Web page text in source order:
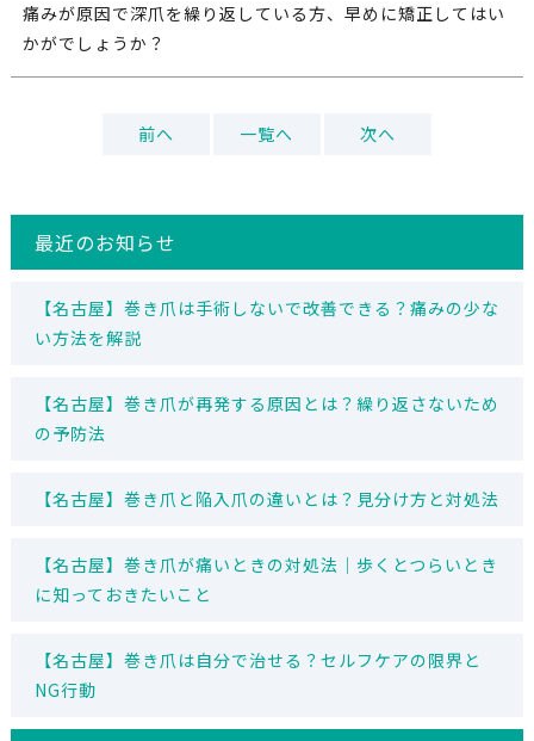
痛みが原因で深爪を繰り返している方、早めに矯正してはい
かがでしょうか？
前へ 一覧へ 次へ
最近のお知らせ
【名古屋】巻き爪は手術しないで改善できる？痛みの少な
い方法を解説
【名古屋】巻き爪が再発する原因とは？繰り返さないため
の予防法
【名古屋】巻き爪と陥入爪の違いとは？見分け方と対処法
【名古屋】巻き爪が痛いときの対処法｜歩くとつらいとき
に知っておきたいこと
【名古屋】巻き爪は自分で治せる？セルフケアの限界と
NG行動